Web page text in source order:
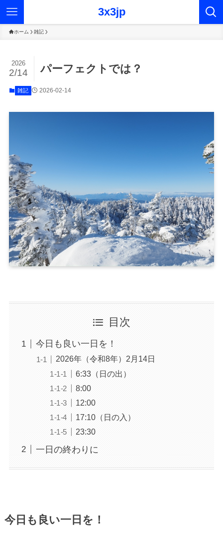
3x3jp
ホーム 雑記
パーフェクトでは？
2026
2/14
雑記 2026-02-14
目次
今日も良い一日を！
2026年（令和8年）2月14日
6:33（日の出）
8:00
12:00
17:10（日の入）
23:30
一日の終わりに
今日も良い一日を！